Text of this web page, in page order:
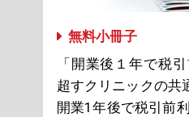
無料小冊子
「開業後１年で税
超すクリニックの共
開業1年後で税引前